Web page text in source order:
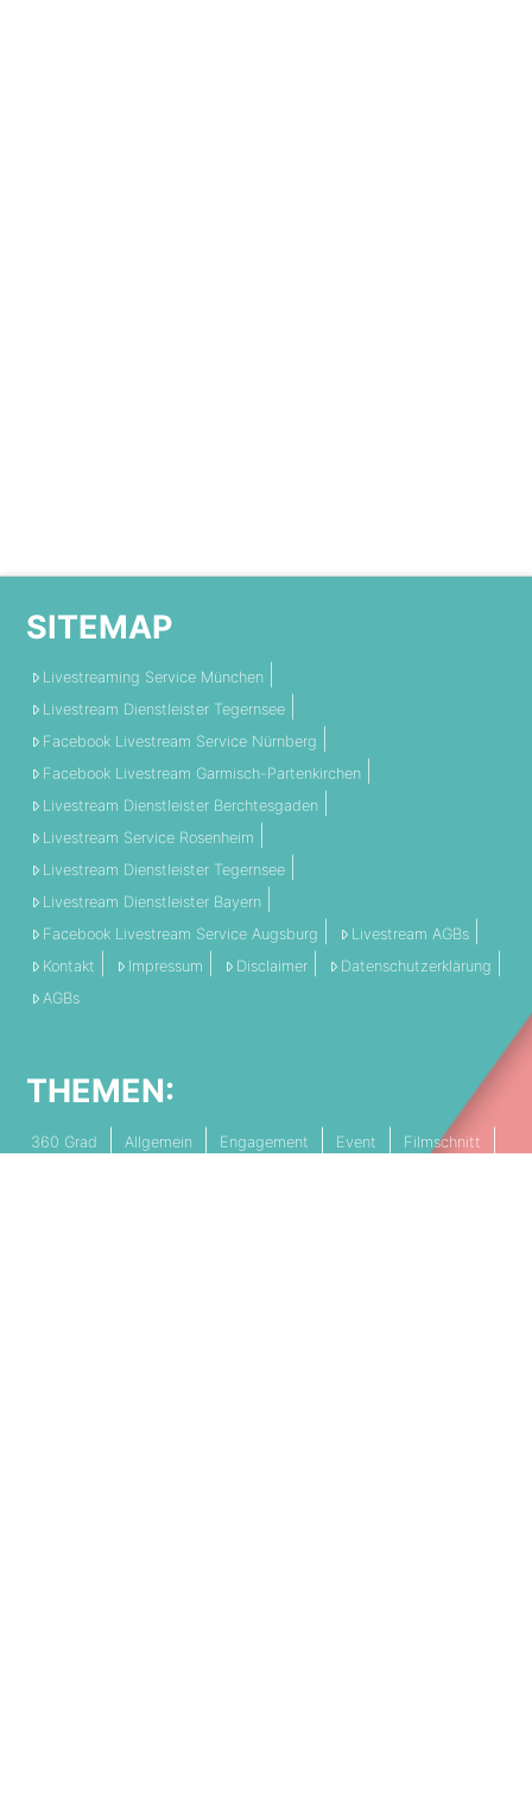
SITEMAP
Livestreaming Service München
Livestream Dienstleister Tegernsee
Facebook Livestream Service Nürnberg
Facebook Livestream Garmisch-Partenkirchen
Livestream Dienstleister Berchtesgaden
Livestream Service Rosenheim
Livestream Dienstleister Tegernsee
Livestream Dienstleister Bayern
Facebook Livestream Service Augsburg
Livestream AGBs
Kontakt
Impressum Disclaimer
Datenschutzerklärung
AGBs
THEMEN:
360 Grad Allgemein Engagement Event
Filmschnitt